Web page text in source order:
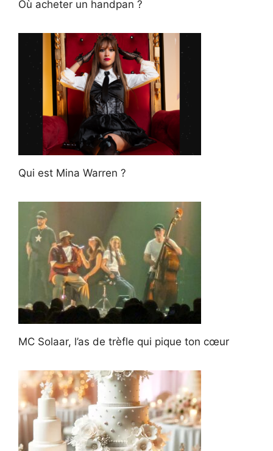
Où acheter un handpan ?
Qui est Mina Warren ?
MC Solaar, l’as de trèfle qui pique ton cœur